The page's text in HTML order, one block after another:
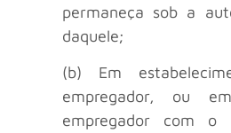
permaneça sob a
daquele;
(b) Em
empregador, ou
empregador com o